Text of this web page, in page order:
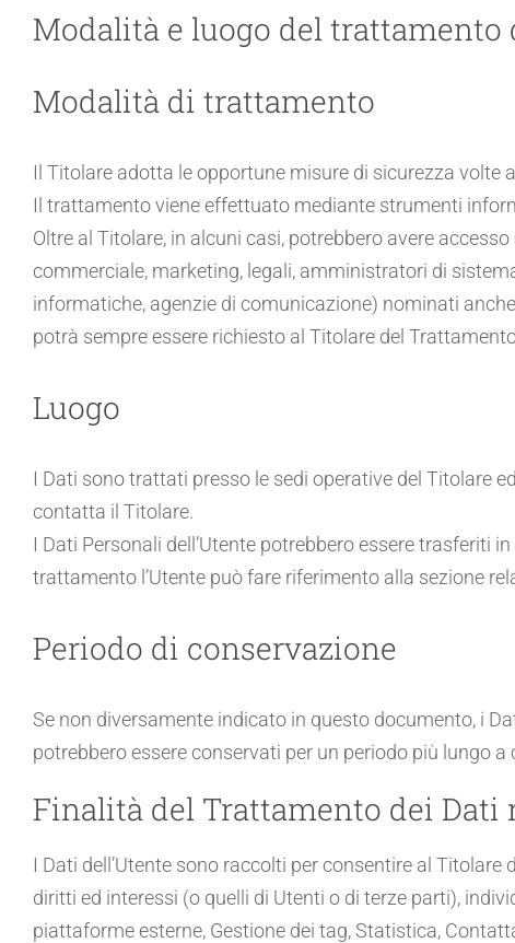
Modalità e luogo del trattamento
Modalità di trattamento
Il Titolare adotta le opportune misure di sicurezza volte
Il trattamento viene effettuato mediante strumenti
Oltre al Titolare, in alcuni casi, potrebbero avere
commerciale, marketing, legali, amministratori di
informatiche, agenzie di comunicazione) nominati
potrà sempre essere richiesto al Titolare del
Luogo
I Dati sono trattati presso le sedi operative del Titolare
contatta il Titolare.
I Dati Personali dell’Utente potrebbero essere trasferiti
trattamento l’Utente può fare riferimento alla sezione
Periodo di conservazione
Se non diversamente indicato in questo documento, i
potrebbero essere conservati per un periodo più lungo
Finalità del Trattamento dei Dati
I Dati dell’Utente sono raccolti per consentire al
diritti ed interessi (o quelli di Utenti o di terze parti),
piattaforme esterne, Gestione dei tag, Statistica,